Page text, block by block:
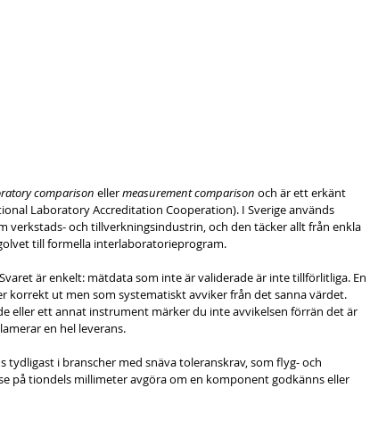
comparison eller measurement comparison och är ett erkänt
Laboratory Accreditation Cooperation). I Sverige används
verkstads- och tillverkningsindustrin, och den täcker allt från enkla
till formella interlaboratorieprogram.
är enkelt: mätdata som inte är validerade är inte tillförlitliga. En
korrekt ut men som systematiskt avviker från det sanna värdet.
eller ett annat instrument märker du inte avvikelsen förrän det är
en hel leverans.
tydligast i branscher med snäva toleranskrav, som flyg- och
på tiondels millimeter avgöra om en komponent godkänns eller